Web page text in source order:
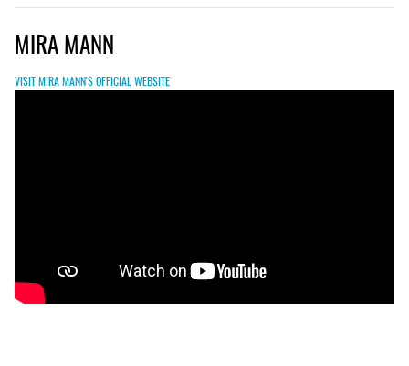
MIRA MANN
VISIT MIRA MANN'S OFFICIAL WEBSITE